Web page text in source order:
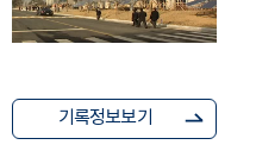
기록정보보기